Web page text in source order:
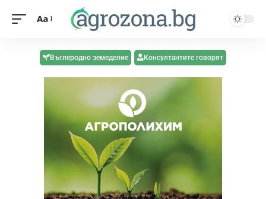
Aa
Въглеродно земеделие Консултантите говорят